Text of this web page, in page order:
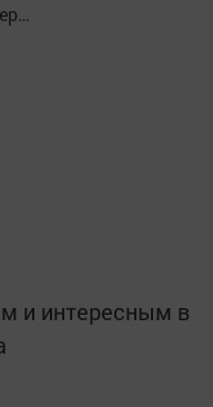
и интересным в